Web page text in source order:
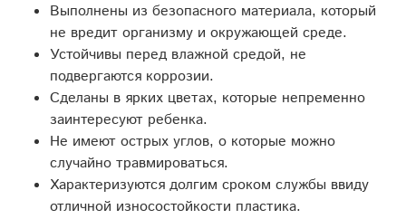
Выполнены из безопасного материала, который
не вредит организму и окружающей среде.
Устойчивы перед влажной средой, не
подвергаются коррозии.
Сделаны в ярких цветах, которые непременно
заинтересуют ребенка.
Не имеют острых углов, о которые можно
случайно травмироваться.
Характеризуются долгим сроком службы ввиду
отличной износостойкости пластика.